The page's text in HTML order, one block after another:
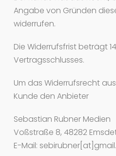
Angabe von Gründen
widerrufen.
Die Widerrufsfrist beträgt
Vertragsschlusses.
Um das Widerrufsrecht
Kunde den Anbieter
Sebastian Rubner Medien
Voßstraße 8, 48282
E-Mail: